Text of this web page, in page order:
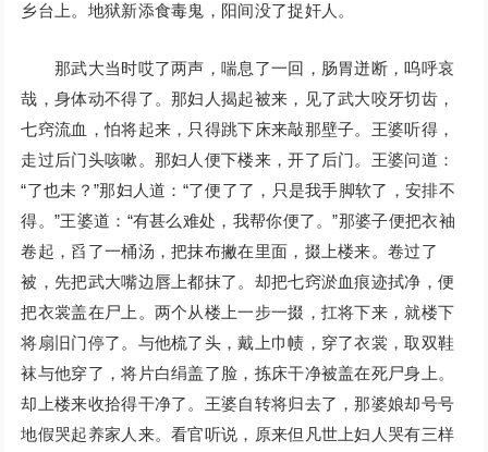
乡台上。地狱新添食毒鬼，阳间没了捉奸人。
那武大当时哎了两声，喘息了一回，肠胃迸断，呜呼哀
哉，身体动不得了。那妇人揭起被来，见了武大咬牙切齿，
七窍流血，怕将起来，只得跳下床来敲那壁子。王婆听得，
走过后门头咳嗽。那妇人便下楼来，开了后门。王婆问道：
“了也未？”那妇人道：“了便了了，只是我手脚软了，安排不
得。”王婆道：“有甚么难处，我帮你便了。”那婆子便把衣袖
卷起，舀了一桶汤，把抹布撇在里面，掇上楼来。卷过了
被，先把武大嘴边唇上都抹了。却把七窍淤血痕迹拭净，便
把衣裳盖在尸上。两个从楼上一步一掇，扛将下来，就楼下
将扇旧门停了。与他梳了头，戴上巾帻，穿了衣裳，取双鞋
袜与他穿了，将片白绢盖了脸，拣床干净被盖在死尸身上。
却上楼来收拾得干净了。王婆自转将归去了，那婆娘却号号
地假哭起养家人来。看官听说，原来但凡世上妇人哭有三样